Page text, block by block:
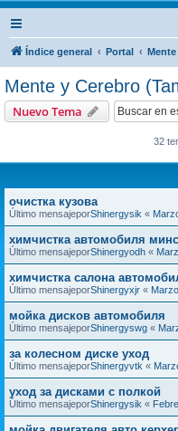
Índice general Portal
Mente y Cerebro
Nuevo Tema
32
очистка кузова
Último mensajeporShinergysik «
химчистка автомобиля
Último mensajeporShinergyodh «
химчистка салона
Último mensajeporShinergyxjr «
мойка дисков автомобиля
Último mensajeporShinergyswg «
за колесном диске уход
Último mensajeporShinergyvtk «
уход за дисками с полкой
Último mensajeporShinergysik «